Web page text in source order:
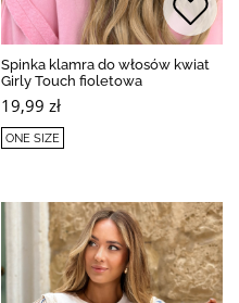
Spinka klamra do włosów kwiat
Girly Touch fioletowa
19,99 zł
ONE SIZE